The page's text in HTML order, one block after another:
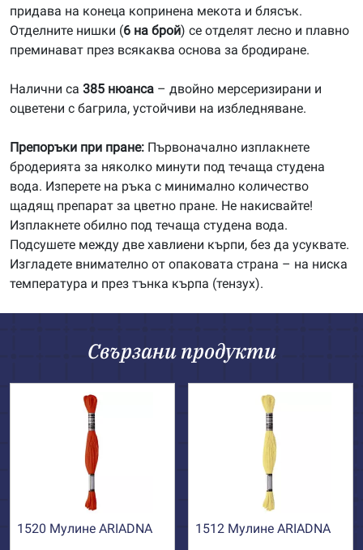
придава на конеца копринена мекота и блясък.
Отделните нишки (6 на брой) се отделят лесно и плавно
преминават през всякаква основа за бродиране.
Налични са 385 нюанса – двойно мерсеризирани и
оцветени с багрила, устойчиви на избледняване.
Препоръки при пране: Първоначално изплакнете
бродерията за няколко минути под течаща студена
вода. Изперете на ръка с минимално количество
щадящ препарат за цветно пране. Не накисвайте!
Изплакнете обилно под течаща студена вода.
Подсушете между две хавлиени кърпи, без да усуквате.
Изгладете внимателно от опаковата страна – на ниска
температура и през тънка кърпа (тензух).
Свързани продукти
1520 Мулине АRIADNA 1512 Мулине АRIADNA